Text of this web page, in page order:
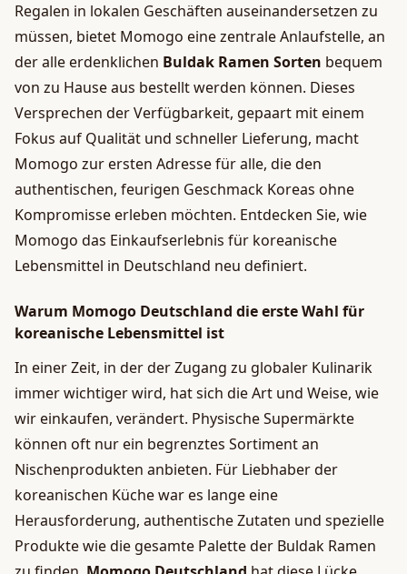
Regalen in lokalen Geschäften auseinandersetzen zu
müssen, bietet Momogo eine zentrale Anlaufstelle, an
der alle erdenklichen Buldak Ramen Sorten bequem
von zu Hause aus bestellt werden können. Dieses
Versprechen der Verfügbarkeit, gepaart mit einem
Fokus auf Qualität und schneller Lieferung, macht
Momogo zur ersten Adresse für alle, die den
authentischen, feurigen Geschmack Koreas ohne
Kompromisse erleben möchten. Entdecken Sie, wie
Momogo das Einkaufserlebnis für koreanische
Lebensmittel in Deutschland neu definiert.
Warum Momogo Deutschland die erste Wahl für
koreanische Lebensmittel ist
In einer Zeit, in der der Zugang zu globaler Kulinarik
immer wichtiger wird, hat sich die Art und Weise, wie
wir einkaufen, verändert. Physische Supermärkte
können oft nur ein begrenztes Sortiment an
Nischenprodukten anbieten. Für Liebhaber der
koreanischen Küche war es lange eine
Herausforderung, authentische Zutaten und spezielle
Produkte wie die gesamte Palette der Buldak Ramen